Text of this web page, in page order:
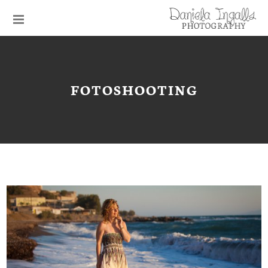
FOTOSHOOTING